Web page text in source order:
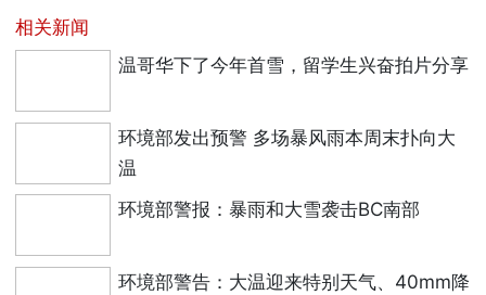
相关新闻
温哥华下了今年首雪，留学生兴奋拍片分享
环境部发出预警 多场暴风雨本周末扑向大
温
环境部警报：暴雨和大雪袭击BC南部
环境部警告：大温迎来特别天气、40mm降